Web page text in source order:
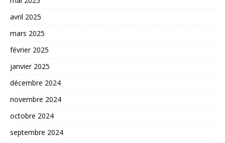
avril 2025
mars 2025
février 2025
janvier 2025
décembre 2024
novembre 2024
octobre 2024
septembre 2024